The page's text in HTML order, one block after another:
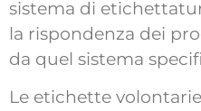
sistema di
la rispondenza dei
da quel sistema
Le etichette